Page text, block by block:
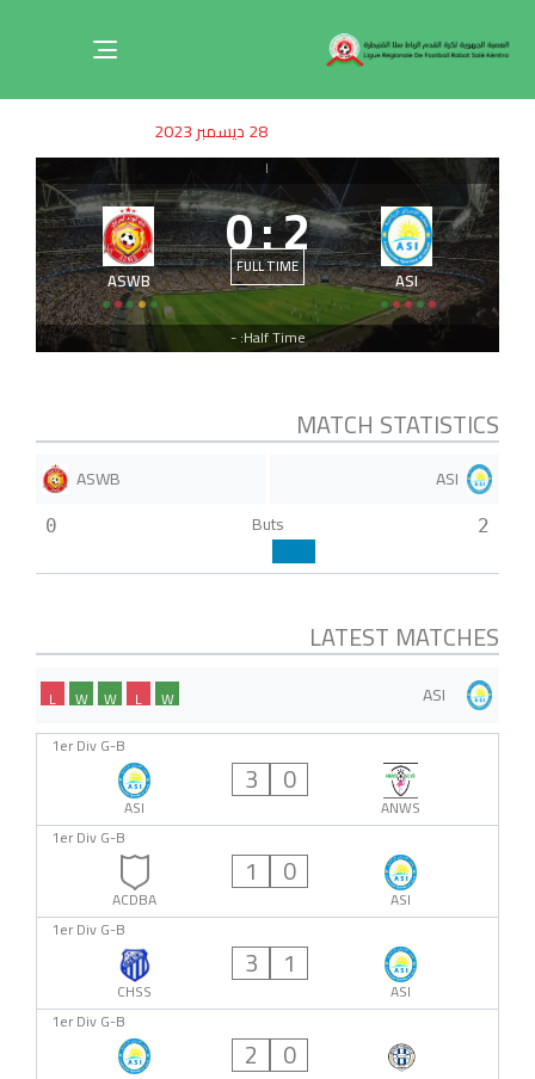
Toggle
IN:on:
28 ديسمبر 2023
|
ASI
2
:
0FULL TIME
ASWB
Half Time: -
MATCH STATISTICS
ASI
ASWB
2
Buts
0
LATEST MATCHES
ASI
W
L
W
W
L
1er Div G-B
ASI
3 0
ANWS
1er Div G-B
ACDBA
1 0
ASI
1er Div G-B
CHSS
3 1
ASI
1er Div G-B
2 0